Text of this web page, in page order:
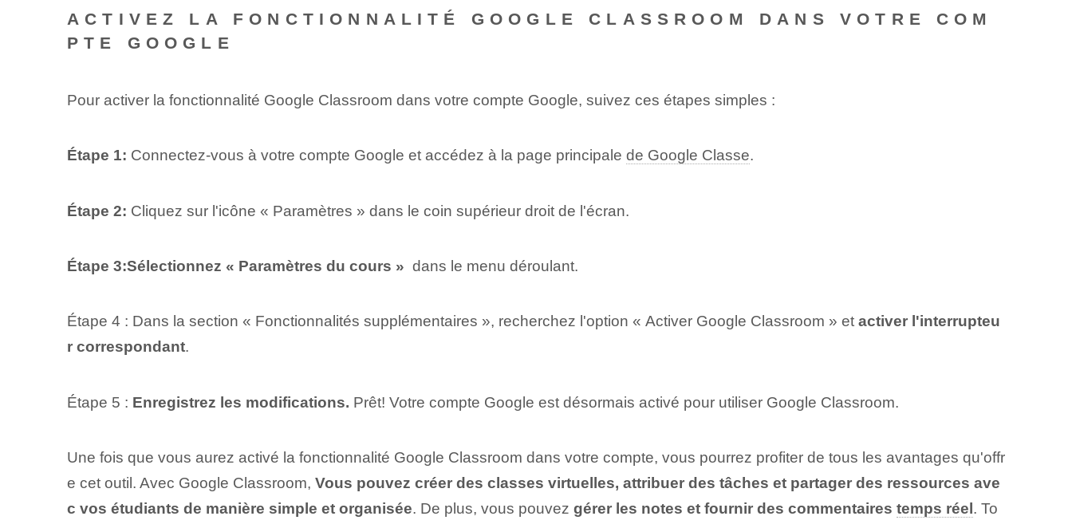
ACTIVEZ LA FONCTIONNALITÉ GOOGLE CLASSROOM DANS VOTRE COM
PTE GOOGLE
Pour activer la fonctionnalité Google Classroom dans votre compte Google, suivez ces étapes simples :
Étape 1: ⁣Connectez-vous à votre compte Google⁣ et accédez à la page principale de Google Classe.
Étape 2: ⁣Cliquez‌ sur l'icône « Paramètres » dans le coin supérieur droit ⁢de⁢ l'écran.
Étape 3:Sélectionnez⁤ « Paramètres du cours » ‍ dans le menu déroulant.
Étape 4 : Dans la section « Fonctionnalités supplémentaires », recherchez l'option « Activer Google Classroom » et​ activer l'interrupteu
r correspondant.
Étape 5 :‍ Enregistrez les modifications.‌ Prêt! Votre compte Google est désormais activé pour utiliser Google Classroom.
Une fois que vous aurez activé la fonctionnalité Google Classroom dans votre compte, vous pourrez profiter de tous les avantages qu'offr
e cet outil. Avec Google Classroom, Vous pouvez créer des classes virtuelles, attribuer des tâches et partager des ressources ave
c vos étudiants de manière simple et organisée. De plus, vous pouvez gérer les notes et fournir des commentaires temps réel. To